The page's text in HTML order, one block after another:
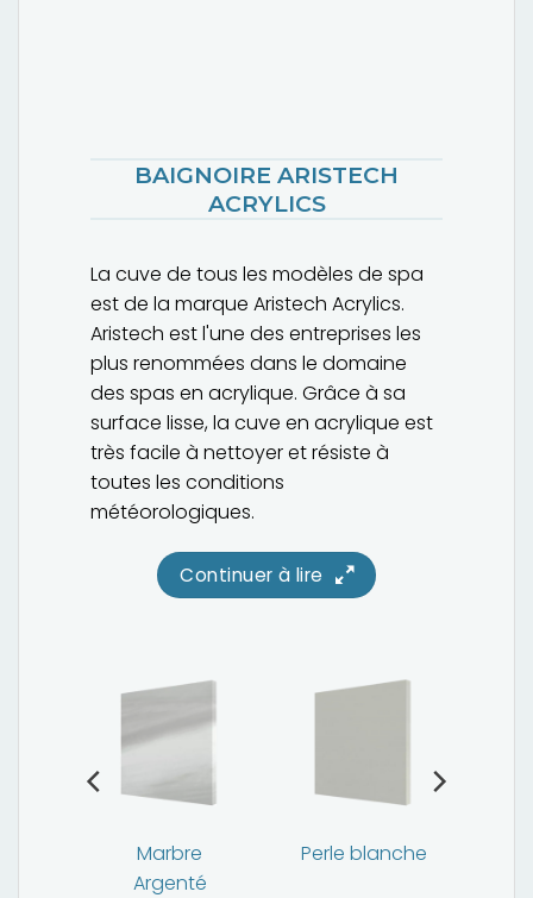
BAIGNOIRE ARISTECH
ACRYLICS
La cuve de tous les modèles de spa
est de la marque Aristech Acrylics.
Aristech est l'une des entreprises les
plus renommées dans le domaine
des spas en acrylique. Grâce à sa
surface lisse, la cuve en acrylique est
très facile à nettoyer et résiste à
toutes les conditions
météorologiques.
Continuer à lire
Marbre
Argenté
Perle blanche